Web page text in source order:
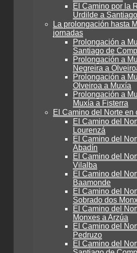
El Camino por la
Urdilde a
La prolongación hasta
jornadas
Prolongación a
Santiago de
Prolongación a
Negreira a
Prolongación a
Olveiroa a Muxía
Prolongación a
Muxía a Fisterra
El Camino del Norte en
El Camino del
Lourenzá
El Camino del
Abadín
El Camino del
Vilalba
El Camino del
Baamonde
El Camino del
Sobrado dos
El Camino del
Monxes a Arzúa
El Camino del
Pedruzo
El Camino del